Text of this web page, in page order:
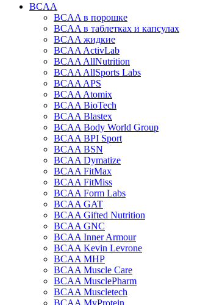
BCAA
BCAA в порошке
BCAA в таблетках и капсулах
BCAA жидкие
BCAA ActivLab
BCAA AllNutrition
BCAA AllSports Labs
BCAA APS
BCAA Atomix
BCAA BioTech
BCAA Blastex
BCAA Body World Group
BCAA BPI Sport
BCAA BSN
BCAA Dymatize
BCAA FitMax
BCAA FitMiss
BCAA Form Labs
BCAA GAT
BCAA Gifted Nutrition
BCAA GNC
BCAA Inner Armour
BCAA Kevin Levrone
BCAA MHP
BCAA Muscle Care
BCAA MusclePharm
BCAA Muscletech
BCAA MyProtein